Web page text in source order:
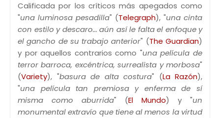
Calificada por los críticos más apegados como
"una luminosa pesadilla" (Telegraph), "una cinta
con estilo y descaro... aún así le falta el enfoque y
el gancho de su trabajo anterior" (The Guardian)
y por aquellos contrarios como "una película de
terror barroca, excéntrica, surrealista y morbosa"
(Variety), "basura de alta costura" (La Razón),
"una película tan premiosa y enferma de sí
misma como aburrida" (El Mundo) y "un
monumental extravío que tiene al menos la virtud